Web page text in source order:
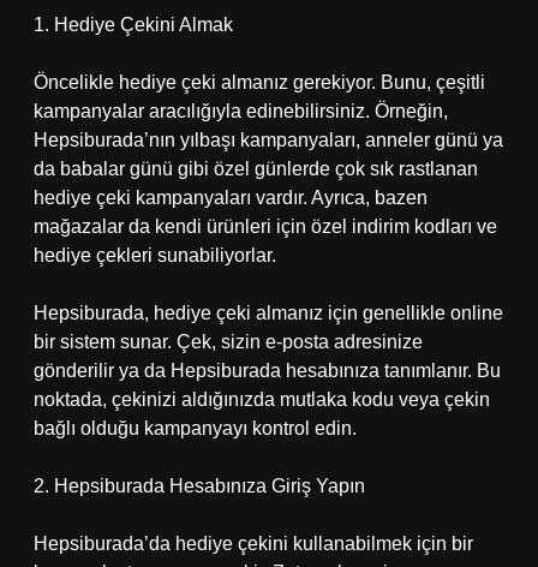
1. Hediye Çekini Almak
Öncelikle hediye çeki almanız gerekiyor. Bunu, çeşitli
kampanyalar aracılığıyla edinebilirsiniz. Örneğin,
Hepsiburada’nın yılbaşı kampanyaları, anneler günü ya
da babalar günü gibi özel günlerde çok sık rastlanan
hediye çeki kampanyaları vardır. Ayrıca, bazen
mağazalar da kendi ürünleri için özel indirim kodları ve
hediye çekleri sunabiliyorlar.
Hepsiburada, hediye çeki almanız için genellikle online
bir sistem sunar. Çek, sizin e-posta adresinize
gönderilir ya da Hepsiburada hesabınıza tanımlanır. Bu
noktada, çekinizi aldığınızda mutlaka kodu veya çekin
bağlı olduğu kampanyayı kontrol edin.
2. Hepsiburada Hesabınıza Giriş Yapın
Hepsiburada’da hediye çekini kullanabilmek için bir